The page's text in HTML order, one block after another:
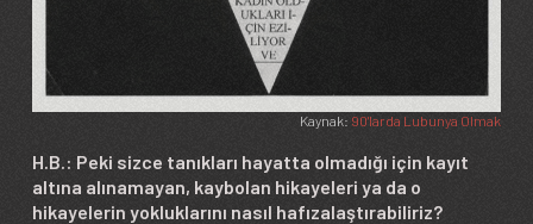
Kaynak: 90'larda Lubunya Olmak
H.B.: Peki sizce tanıkları hayatta olmadığı için kayıt
altına alınamayan, kaybolan hikayeleri ya da o
hikayelerin yokluklarını nasıl hafızalaştırabiliriz?